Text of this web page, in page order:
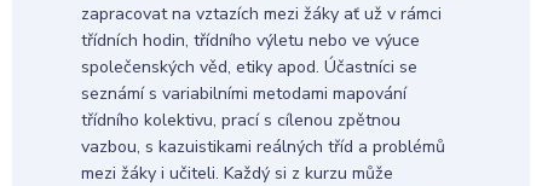
zapracovat na vztazích mezi žáky ať už v rámci
třídních hodin, třídního výletu nebo ve výuce
společenských věd, etiky apod. Účastníci se
seznámí s variabilními metodami mapování
třídního kolektivu, prací s cílenou zpětnou
vazbou, s kazuistikami reálných tříd a problémů
mezi žáky i učiteli. Každý si z kurzu může